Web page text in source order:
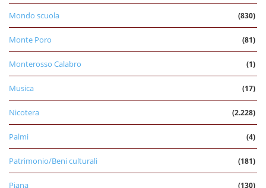
Mondo scuola (830)
Monte Poro (81)
Monterosso Calabro (1)
Musica (17)
Nicotera (2.228)
Palmi (4)
Patrimonio/Beni culturali (181)
Piana (130)